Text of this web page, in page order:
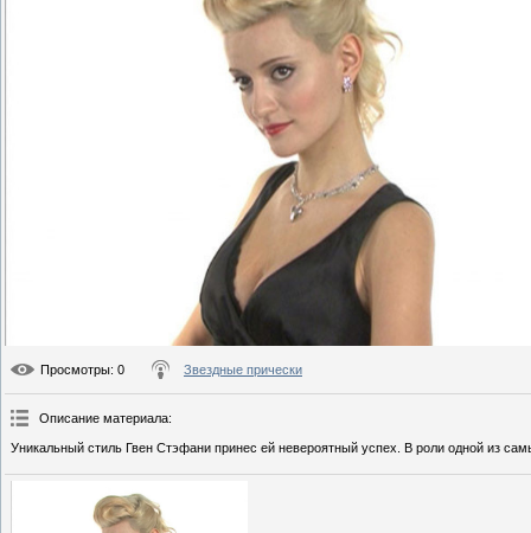
Просмотры: 0 Звездные прически
Описание материала:
Уникальный стиль Гвен Стэфани принес ей невероятный успех. В роли одной из